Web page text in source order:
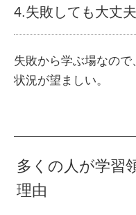
4.失敗しても大丈
失敗から学ぶ場なの
状況が望ましい。
多くの人が学習
理由